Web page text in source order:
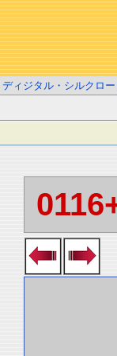
ディジタル・シルクロー